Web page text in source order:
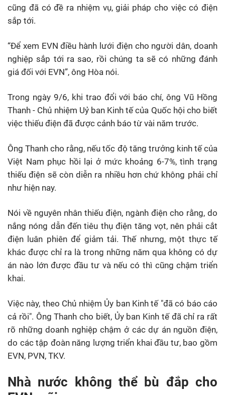
cũng đã có đề ra nhiệm vụ, giải pháp cho việc có điện
sắp tới.
“Để xem EVN điều hành lưới điện cho người dân, doanh
nghiệp sắp tới ra sao, rồi chúng ta sẽ có những đánh
giá đối với EVN”, ông Hòa nói.
Trong ngày 9/6, khi trao đổi với báo chí, ông Vũ Hồng
Thanh - Chủ nhiệm Uỷ ban Kinh tế của Quốc hội cho biết
việc thiếu điện đã được cảnh báo từ vài năm trước.
Ông Thanh cho rằng, nếu tốc độ tăng trưởng kinh tế của
Việt Nam phục hồi lại ở mức khoảng 6-7%, tình trạng
thiếu điện sẽ còn diễn ra nhiều hơn chứ không phải chỉ
như hiện nay.
Nói về nguyên nhân thiếu điện, ngành điện cho rằng, do
nắng nóng dẫn đến tiêu thụ điện tăng vọt, nên phải cắt
điện luân phiên để giảm tải. Thế nhưng, một thực tế
khác được chỉ ra là trong những năm qua không có dự
án nào lớn được đầu tư và nếu có thì cũng chậm triển
khai.
Việc này, theo Chủ nhiệm Ủy ban Kinh tế "đã có báo cáo
cả rồi". Ông Thanh cho biết, Ủy ban Kinh tế đã chỉ ra rất
rõ những doanh nghiệp chậm ở các dự án nguồn điện,
do các tập đoàn năng lượng triển khai đầu tư, bao gồm
EVN, PVN, TKV.
Nhà nước không thể bù đắp cho